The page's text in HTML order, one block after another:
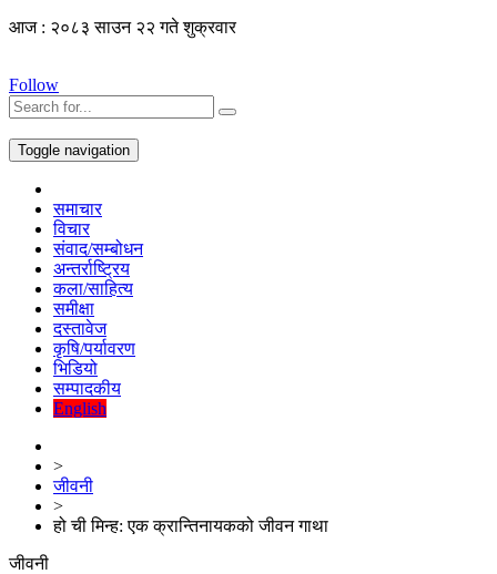
आज : २०८३ साउन २२ गते शुक्रवार
Follow
Toggle navigation
समाचार
विचार
संवाद/सम्बोधन
अन्तर्राष्ट्रिय
कला/साहित्य
समीक्षा
दस्तावेज
कृषि/पर्यावरण
भिडियो
सम्पादकीय
English
>
जीवनी
>
हो ची मिन्ह: एक क्रान्तिनायकको जीवन गाथा
जीवनी